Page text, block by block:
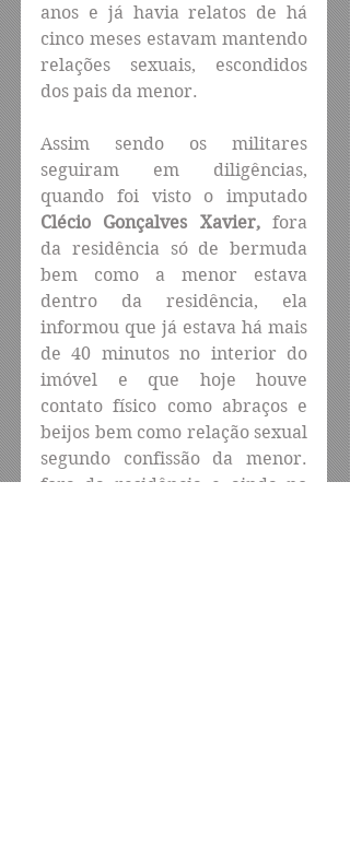
anos e já havia relatos de há
cinco meses estavam mantendo
relações sexuais, escondidos
dos pais da menor.
Assim sendo os militares
seguiram em diligências,
Clécio Gonçalves Xavier, fora
da residência só de bermuda
bem como a menor estava
dentro da residência, ela
informou que já estava há mais
de 40 minutos no interior do
imóvel e que hoje houve
contato físico como abraços e
beijos bem como relação sexual
segundo confissão da menor.
fora da residência e ainda no